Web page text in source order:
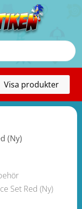
Visa produkter
Set Red (Ny)